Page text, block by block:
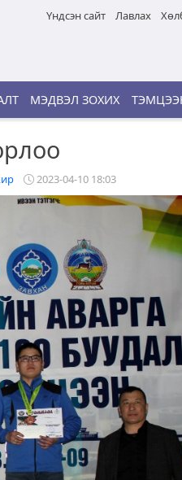
Үндсэн сайт Лавлах
МЭДВЭЛ ЗОХИХ
2023-04-10 18:03